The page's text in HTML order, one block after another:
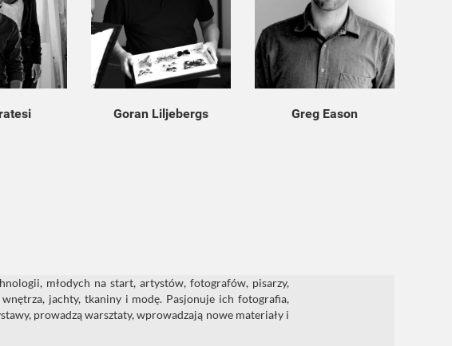
Goran Liljebergs Greg Eason
młodych na start, artystów, fotografów, pisarzy,
jachty, tkaniny i modę. Pasjonuje ich fotografia,
prowadzą warsztaty, wprowadzają nowe materiały i